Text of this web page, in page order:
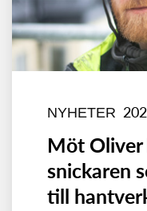
NYHETER
Möt Oliver
snickaren
till